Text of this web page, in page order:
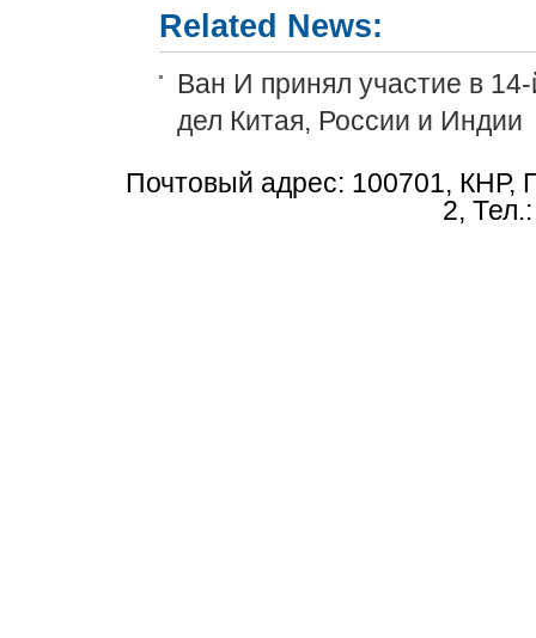
Related News:
Ван И принял участие в
дел Китая, России и Индии
Почтовый адрес: 100701, КНР,
2,